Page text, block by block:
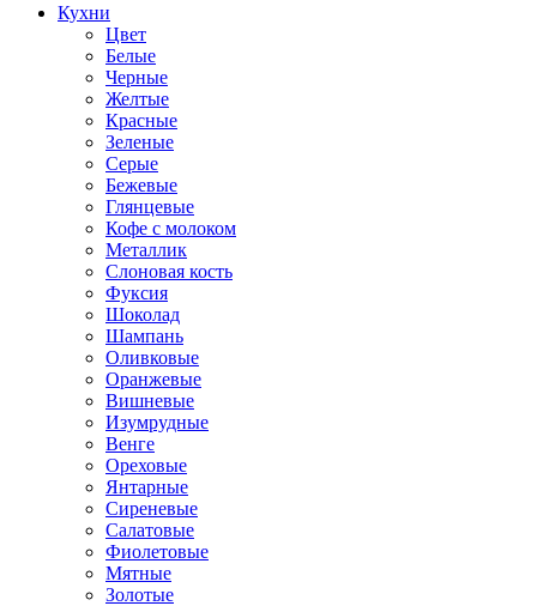
Кухни
Цвет
Белые
Черные
Желтые
Красные
Зеленые
Серые
Бежевые
Глянцевые
Кофе с молоком
Металлик
Слоновая кость
Фуксия
Шоколад
Шампань
Оливковые
Оранжевые
Вишневые
Изумрудные
Венге
Ореховые
Янтарные
Сиреневые
Салатовые
Фиолетовые
Мятные
Золотые